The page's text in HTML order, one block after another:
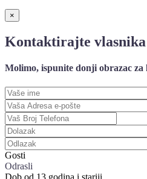
×
Kontaktirajte vlasnika
Molimo, ispunite donji obrazac za
Gosti
Odrasli
Dob od 13 godina i stariji